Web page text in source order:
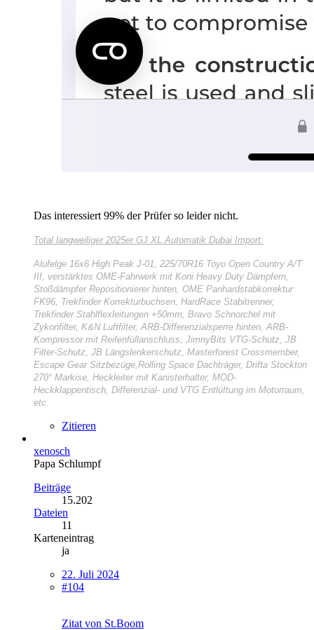
Das interessiert 99% der Prüfer so leider nicht.
Total langweiliger 2025er GJ XL Automatik Dubai Import:
Alufelge 16x6 High Peak J-01, 225/70R16 Toyo Open Country A/T
III, verstärktes OME-Fahrwerk mit Koni Heavy Duty Dämpfern,
Stoßdämpfer Repositionierer hinten, OME Panhardstabkorrektur
FK96, Trekfinder Korrekturbuchsen, HardRace Stabitrenner,
Trekfinder Stahlflexleitungen +50mm, Bravo Schnorchel mit
Zykonfilter, K&N Luftfilter, ARB-Differenzialsperre hinten, ARB-
Kompressor mit Reifenfüllanschluss, JimnyBits VTG-Schutz, JB
Filter-Schutz, JB Längslenkerschutz, Masterforest Crossmember,
Escape Gear Sitzbezüge,Rolling Space Dachträger, Drifta Stockton
270° Markise, Heckleiter mit Kanisterhalter, MOD-
Heckklappentisch, Differenzial- und VTG Entlüftung im Motorraum,
etc.
Zitieren
xenosch
Papa Schlumpf
Beiträge
15.202
Dateien
11
Karteneintrag
ja
22. Juli 2024
#104
Zitat von St.Boom